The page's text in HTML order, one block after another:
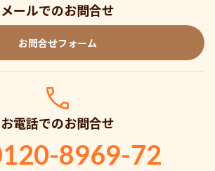
メールでのお問合せ
お問合せフォーム
お電話でのお問合せ
8969-72